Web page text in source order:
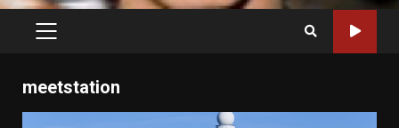
PRIMARY
meetstation